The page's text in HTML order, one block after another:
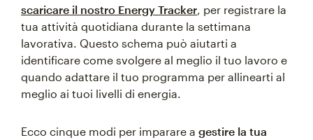
scaricare il nostro Energy Tracker , per registrare la
tua attività quotidiana durante la settimana
lavorativa. Questo schema può aiutarti a
identificare come svolgere al meglio il tuo lavoro e
quando adattare il tuo programma per allinearti al
meglio ai tuoi livelli di energia.
Ecco cinque modi per imparare a gestire la tua